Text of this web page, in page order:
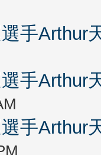
手
手
手